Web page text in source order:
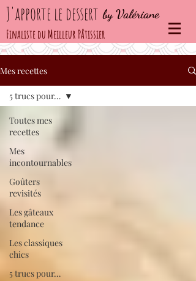
by Valériane
J'apporte le dessert
Finaliste du Meilleur Pâtissier
Mes recettes
Toutes mes
recettes
Mes
incontournables
Goûters
revisités
Les gâteaux
tendance
Les classiques
chics
5 trucs pour…
5 trucs pour…